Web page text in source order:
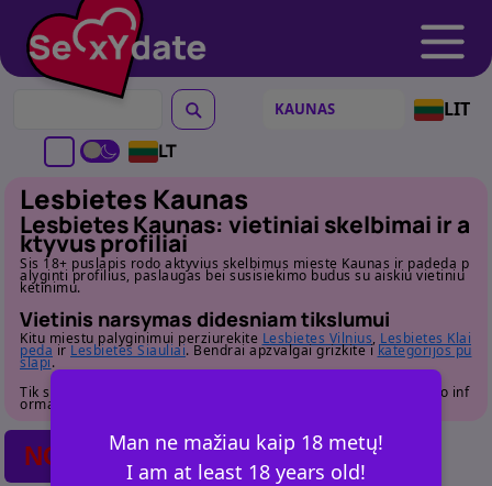
LIT
LT
Man ne mažiau kaip 18 metų!
I am at least 18 years old!
Lesbietes Kaunas
Lesbietes Kaunas: vietiniai skelbimai ir a
ktyvus profiliai
Sis 18+ puslapis rodo aktyvius skelbimus mieste Kaunas ir padeda p
alyginti profilius, paslaugas bei susisiekimo budus su aiskiu vietiniu
ketinimu.
Vietinis narsymas didesniam tikslumui
Kitu miestu palyginimui perziurekite Lesbietes Vilnius, Lesbietes Klai
peda ir Lesbietes Siauliai. Bendrai apzvalgai grizkite i kategorijos pu
slapi.
Tik suaugusiems. Pries susisiekdami atidziai perziurekite profilio inf
ormacija.
NO POSTS FOUND